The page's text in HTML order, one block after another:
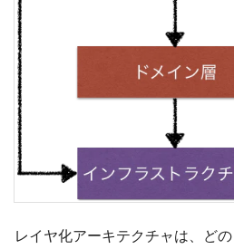
レイヤ化アーキテクチャは、ど